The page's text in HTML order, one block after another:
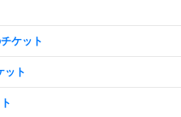
ケット
ット